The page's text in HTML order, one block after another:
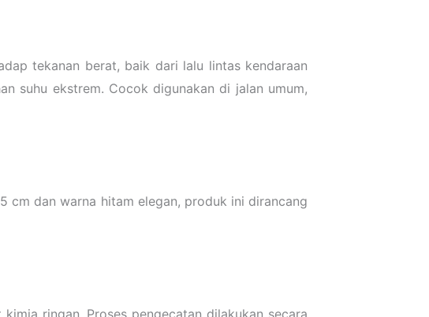
tekanan berat, baik dari lalu lintas kendaraan
suhu ekstrem. Cocok digunakan di jalan umum,
cm dan warna hitam elegan, produk ini dirancang
ringan. Proses pengecatan dilakukan secara